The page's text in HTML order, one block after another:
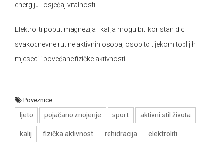
energiju i osjećaj vitalnosti.
Elektroliti poput magnezija i kalija mogu biti koristan dio
svakodnevne rutine aktivnih osoba, osobito tijekom toplijih
mjeseci i povećane fizičke aktivnosti.
Poveznice
ljeto pojačano znojenje sport aktivni stil života
kalij fizička aktivnost rehidracija elektroliti